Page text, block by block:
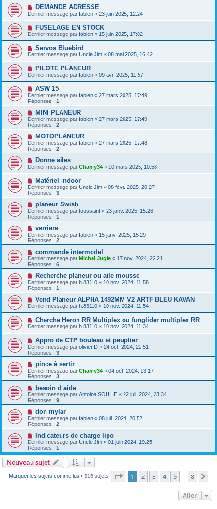
DEMANDE ADRESSE
Dernier message par fabien « 23 juin 2025, 12:24
FUSELAGE EN STOCK
Dernier message par fabien « 15 juin 2025, 17:02
Servos Bluebird
Dernier message par Uncle Jim « 08 mai 2025, 16:42
PILOTE PLANEUR
Dernier message par fabien « 09 avr. 2025, 11:57
ASW 15
Dernier message par fabien « 27 mars 2025, 17:49
Réponses : 1
MINI PLANEUR
Dernier message par fabien « 27 mars 2025, 17:49
Réponses : 2
MOTOPLANEUR
Dernier message par fabien « 27 mars 2025, 17:48
Réponses : 2
Donne ailes
Dernier message par Chamy34 « 10 mars 2025, 10:58
Matériel indoor
Dernier message par Uncle Jim « 08 févr. 2025, 20:27
Réponses : 3
planeur Swish
Dernier message par toussaint « 23 janv. 2025, 15:26
Réponses : 1
verriere
Dernier message par fabien « 15 janv. 2025, 15:29
Réponses : 2
commande intermodel
Dernier message par Michel Jugie « 17 nov. 2024, 22:21
Réponses : 6
Recherche planeur ou aile mousse
Dernier message par h.83110 « 10 nov. 2024, 11:58
Réponses : 1
Vend Planeur ALPHA 1492MM V2 ARTF BLEU KAVAN
Dernier message par h.83110 « 10 nov. 2024, 11:54
Cherche Heron RR Multiplex ou funglider multiplex RR
Dernier message par h.83110 « 10 nov. 2024, 11:34
Appro de CTP bouleau et peuplier
Dernier message par olivier D « 24 oct. 2024, 21:51
Réponses : 3
pince à sertir
Dernier message par Chamy34 « 04 oct. 2024, 13:17
Réponses : 3
besoin d aide
Dernier message par Antoine SOULIE « 22 juil. 2024, 23:34
Réponses : 9
don mylar
Dernier message par fabien « 08 juil. 2024, 20:52
Réponses : 2
Indicateurs de charge lipo
Dernier message par Uncle Jim « 01 juin 2024, 19:25
Réponses : 1
Nouveau sujet
Marquer les sujets comme lus • 316 sujets Page 1sur8
1 2 3 4 5 8
Aller